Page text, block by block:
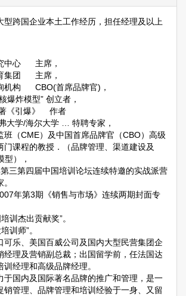
型跨国企业本土工作经历，担任经理及以上
中心 主席，
集团 主席，
机构 CBO(首席品牌官)，
爆炸模型” 创立者，
《引爆》 作者
大学/海尔大学 … 特聘专家，
班（CME）及中国首席品牌官（CBO）高级
门课程的教授．（品牌管理、渠道建设及
型），
三第四届中国培训论坛连续特邀的实战派营
年第3期《销售与市场》连续两期封面专
训杰出贡献奖”。
训师”。
可乐、美国百威公司及国内大型民营集团企
经理及营销副总裁；出国留学前，任法国达
经理和高级品牌经理。
于国内及国际著名品牌的推广和管理，是一
销管理、品牌管理和培训经验于一身、又留